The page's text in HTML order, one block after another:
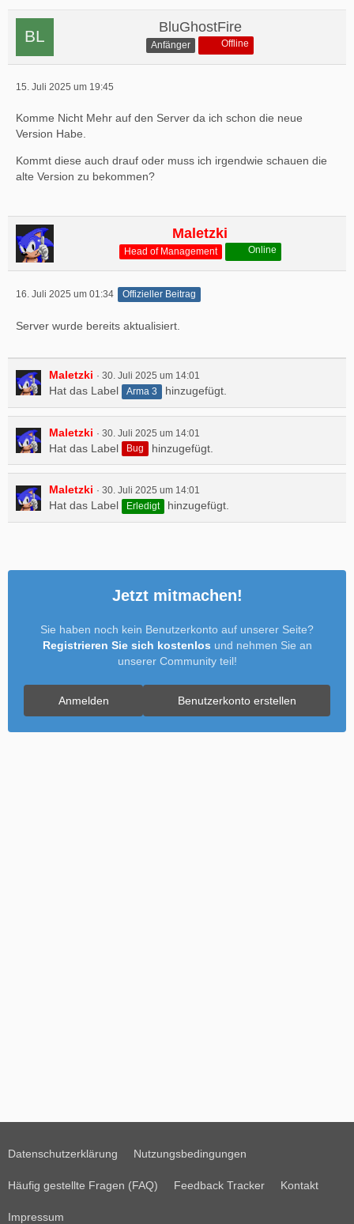
BluGhostFire
Anfänger Offline
15. Juli 2025 um 19:45
Komme Nicht Mehr auf den Server da ich schon die neue
Version Habe.
Kommt diese auch drauf oder muss ich irgendwie schauen die
alte Version zu bekommen?
Maletzki
Head of Management Online
16. Juli 2025 um 01:34 Offizieller Beitrag
Server wurde bereits aktualisiert.
Maletzki 30. Juli 2025 um 14:01
Hat das Label Arma 3 hinzugefügt.
Maletzki 30. Juli 2025 um 14:01
Hat das Label Bug hinzugefügt.
Maletzki 30. Juli 2025 um 14:01
Hat das Label Erledigt hinzugefügt.
Jetzt mitmachen!
Sie haben noch kein Benutzerkonto auf unserer Seite?
Registrieren Sie sich kostenlos und nehmen Sie an
unserer Community teil!
Benutzerkonto erstellen
Anmelden
Datenschutzerklärung Nutzungsbedingungen
Häufig gestellte Fragen (FAQ) Feedback Tracker Kontakt
Impressum